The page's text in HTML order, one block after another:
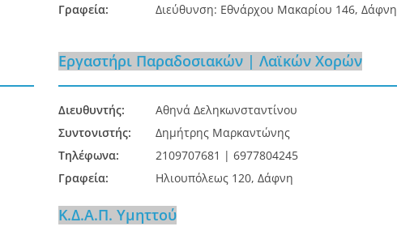
Γραφεία:
Διεύθυνση: Εθνάρχου Μακαρίου 146, Δάφνη
Εργαστήρι Παραδοσιακών | Λαϊκών Χορών
Διευθυντής:
Αθηνά Δεληκωνσταντίνου
Συντονιστής:
Δημήτρης Μαρκαντώνης
Τηλέφωνα:
2109707681 | 6977804245
Γραφεία:
Ηλιουπόλεως 120, Δάφνη
Κ.Δ.Α.Π. Υμηττού